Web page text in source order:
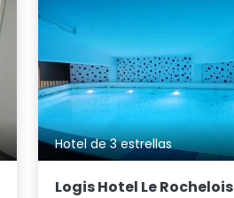
Hotel de 3 estrellas
Logis Hotel Le Rochelois